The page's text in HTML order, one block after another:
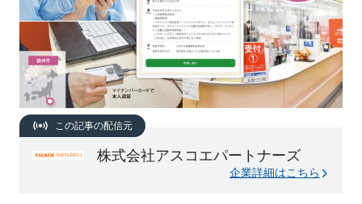
この記事の配信元
株式会社アスコエパートナーズ
企業詳細はこちら